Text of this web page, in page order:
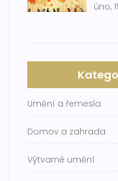
úno,
Umění a řemesla
Domov a zahrada
Výtvarné umění